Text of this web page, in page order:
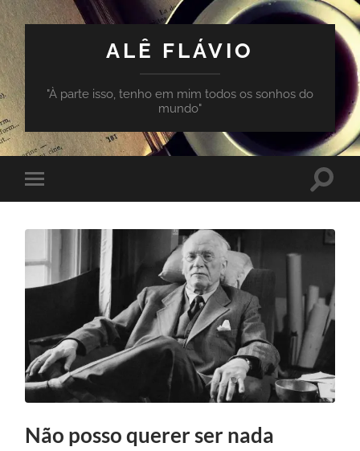
ALÊ FLÁVIO
"À parte isso, tenho em mim todos os sonhos do
mundo"
Toggle
mobile
Toggle
Não posso querer ser nada